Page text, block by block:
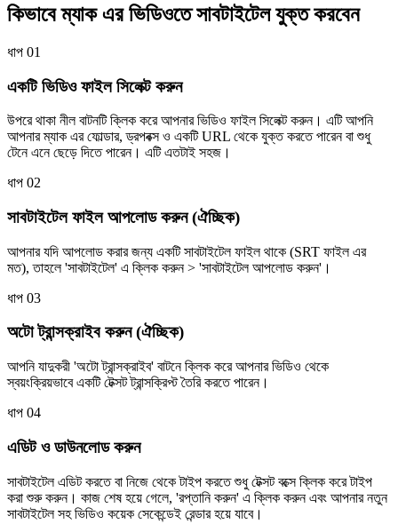
কিভাবে ম্যাক এর ভিডিওতে সাবটাইটেল যুক্ত করবেন
ধাপ 01
একটি ভিডিও ফাইল সিলেক্ট করুন
উপরে থাকা নীল বাটনটি ক্লিক করে আপনার ভিডিও ফাইল সিলেক্ট করুন। এটি আপনি
আপনার ম্যাক এর ফোল্ডার, ড্রপবক্স ও একটি URL থেকে যুক্ত করতে পারেন বা শুধু
টেনে এনে ছেড়ে দিতে পারেন। এটি এতটাই সহজ।
ধাপ 02
সাবটাইটেল ফাইল আপলোড করুন (ঐচ্ছিক)
আপনার যদি আপলোড করার জন্য একটি সাবটাইটেল ফাইল থাকে (SRT ফাইল এর
মত), তাহলে 'সাবটাইটেল' এ ক্লিক করুন > 'সাবটাইটেল আপলোড করুন'।
ধাপ 03
অটো ট্রান্সক্রাইব করুন (ঐচ্ছিক)
আপনি যাদুকরী 'অটো ট্রান্সক্রাইব' বাটনে ক্লিক করে আপনার ভিডিও থেকে
স্বয়ংক্রিয়ভাবে একটি টেক্সট ট্রান্সক্রিপ্ট তৈরি করতে পারেন।
ধাপ 04
এডিট ও ডাউনলোড করুন
সাবটাইটেল এডিট করতে বা নিজে থেকে টাইপ করতে শুধু টেক্সট বক্সে ক্লিক করে টাইপ
করা শুরু করুন। কাজ শেষ হয়ে গেলে, 'রপ্তানি করুন' এ ক্লিক করুন এবং আপনার নতুন
সাবটাইটেল সহ ভিডিও কয়েক সেকেন্ডেই রেন্ডার হয়ে যাবে।